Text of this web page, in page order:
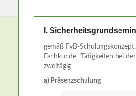
I.
gemäß FvB-
Fachkunde "Tätigkeiten bei
zweitägig
a) Präsenzschulung